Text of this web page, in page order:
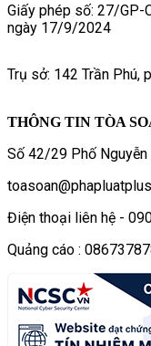
Giấy phép số: 27/GP-
ngày 17/9/2024
Trụ sở: 142 Trần Phú,
THÔNG TIN TÒA
Số 42/29 Phố Nguyễn
Điện thoại liên hệ -
Quảng cáo :